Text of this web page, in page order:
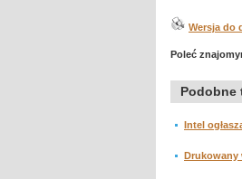
Wersja do
Poleć
Podobne
Intel
Drukowany